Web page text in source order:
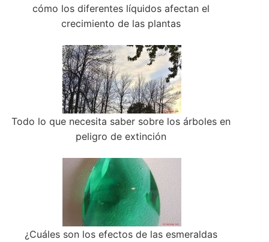
cómo los diferentes líquidos afectan el
crecimiento de las plantas
Todo lo que necesita saber sobre los árboles en
peligro de extinción
¿Cuáles son los efectos de las esmeraldas